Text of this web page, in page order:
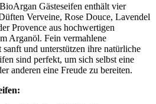
Gästeseifen enthält vier
Verveine, Rose Douce, Lavendel
Provence aus hochwertigen
Arganöl. Fein vermahlene
und unterstützen ihre natürliche
sind perfekt, um sich selbst eine
anderen eine Freude zu bereiten.